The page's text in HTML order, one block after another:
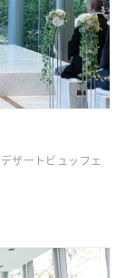
デザートビュッフェ